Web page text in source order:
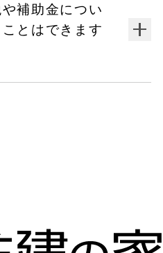
補助金につい
とはできます